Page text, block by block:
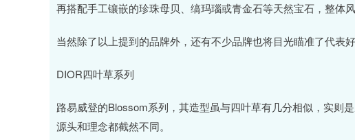
再搭配手工镶嵌的珍珠母贝、缟玛瑙或青金石等天然宝石，整体风
当然除了以上提到的品牌外，还有不少品牌也将目光瞄准了代表
DIOR四叶草系列
路易威登的Blossom系列，其造型虽与四叶草有几分相似，实则
源头和理念都截然不同。